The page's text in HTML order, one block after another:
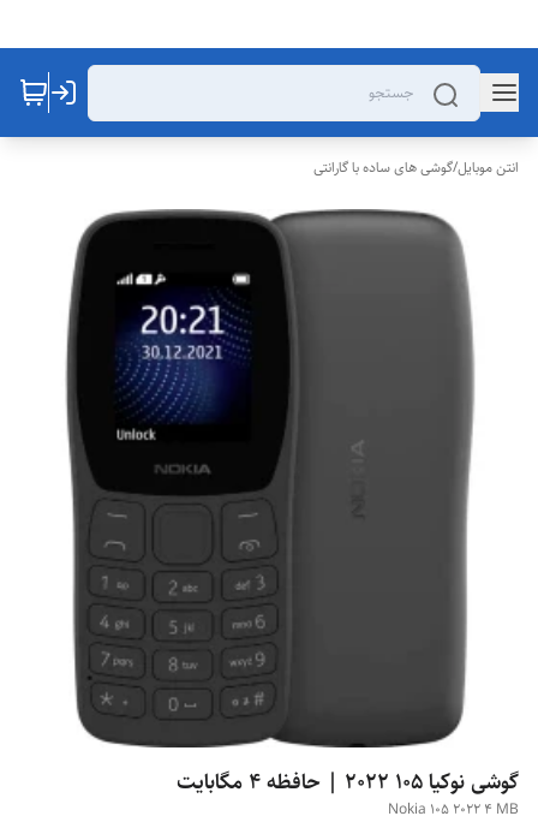
انتن موبایل/گوشی های ساده با گارانتی
گوشی نوکیا 105 2022 | حافظه 4 مگابایت
Nokia 105 2022 4 MB